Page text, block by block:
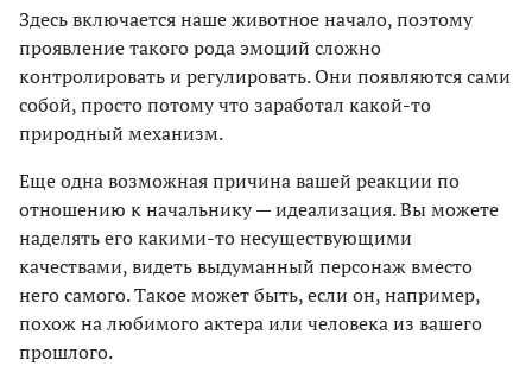
Здесь включается наше животное начало, поэтому
проявление такого рода эмоций сложно
контролировать и регулировать. Они появляются сами
собой, просто потому что заработал какой-то
природный механизм.
Еще одна возможная причина вашей реакции по
отношению к начальнику — идеализация. Вы можете
наделять его какими-то несуществующими
качествами, видеть выдуманный персонаж вместо
него самого. Такое может быть, если он, например,
похож на любимого актера или человека из вашего
прошлого.